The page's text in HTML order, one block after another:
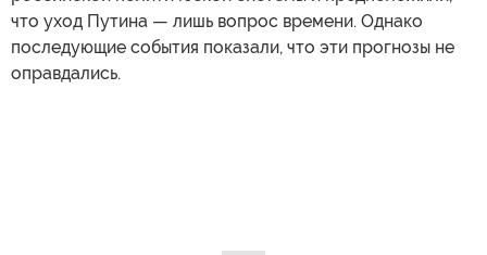
что уход Путина — лишь вопрос времени. Однако
последующие события показали, что эти прогнозы не
оправдались.